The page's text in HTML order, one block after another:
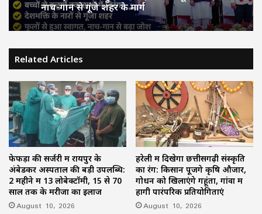
नाच-गान से गूंजे शहर के मार्ग
Related Articles
फेफड़ों की सर्जरी में रायपुर के
अंबेडकर अस्पताल की बड़ी उपलब्धि:
2 महीने में 13 लोबेक्टॉमी, 15 से 70
साल तक के मरीजों का इलाज
August 10, 2026
हरेली में दिखेगा छत्तीसगढ़ी संस्कृति
का रंग: किसान पूजेंगे कृषि औजार,
गोधन को खिलाएंगे गहूंता, गांवों में
होंगी पारंपरिक प्रतियोगिताएं
August 10, 2026